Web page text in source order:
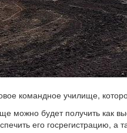
командное училище,
можно будет получить
его госрегистрацию, а